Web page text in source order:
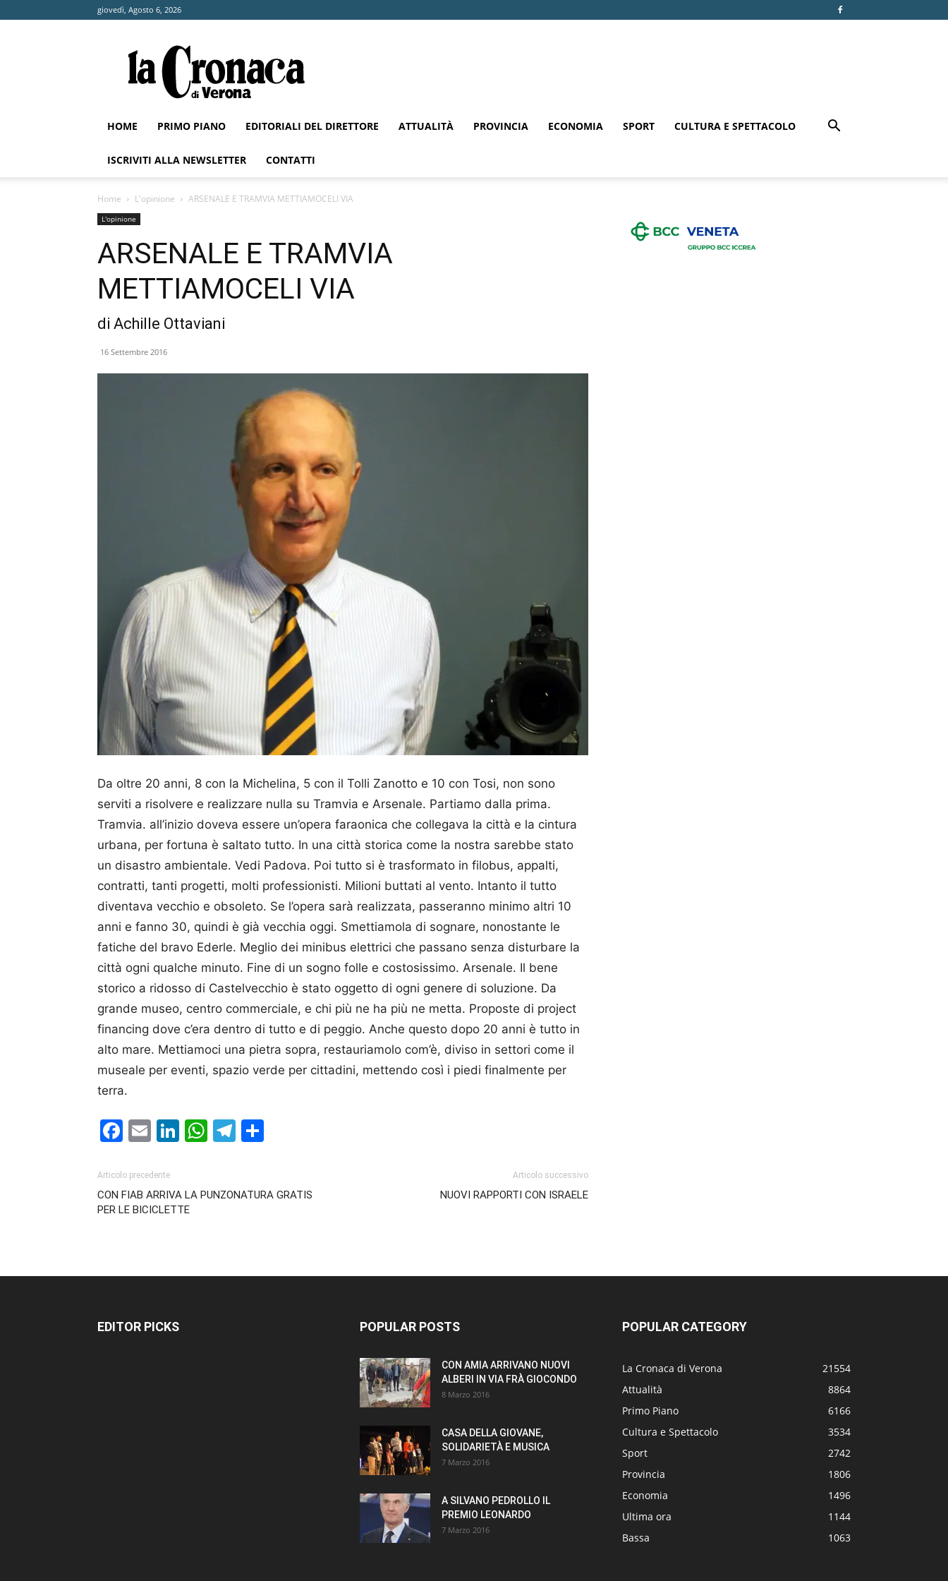
giovedì, Agosto 6, 2026
Cronaca
di
Verona
HOME PRIMO PIANO EDITORIALI DEL DIRETTORE ATTUALITÀ PROVINCIA ECONOMIA SPORT CULTURA E SPETTACOLO
ISCRIVITI ALLA NEWSLETTER CONTATTI
Home L'opinione ARSENALE E TRAMVIA METTIAMOCELI VIA
L'opinione
ARSENALE E TRAMVIA
METTIAMOCELI VIA
di Achille Ottaviani
16 Settembre 2016
Da oltre 20 anni, 8 con la Mi­chelina, 5 con il Tolli Zanotto e 10 con Tosi, non sono
serviti a risolvere e realizzare nulla su Tramvia e Arsenale. Partiamo dalla prima.
Tramvia. all’inizio doveva essere un’opera faraonica che collegava la città e la cintura
urbana, per fortuna è saltato tutto. In una città storica come la nostra sarebbe stato
un disastro ambientale. Vedi Padova. Poi tutto si è trasformato in filobus, appalti,
contratti, tanti progetti, molti professionisti. Milioni buttati al vento. Intanto il tutto
diventava vecchio e obsoleto. Se l’opera sarà realizzata, passeranno minimo altri 10
anni e fanno 30, quindi è già vecchia oggi. Smettia­mola di sognare, nonostante le
fatiche del bravo Ederle. Meglio dei minibus elettrici che passano senza disturbare la
città ogni qualche minuto. Fine di un sogno folle e costosissimo. Arsenale. Il bene
storico a ridosso di Castel­vec­chio è stato oggetto di ogni genere di soluzione. Da
grande museo, centro commerciale, e chi più ne ha più ne metta. Proposte di project
financing dove c’era dentro di tutto e di peggio. Anche questo dopo 20 anni è tutto in
alto mare. Mettiamoci una pietra sopra, restauriamolo com’è, diviso in settori come il
museale per eventi, spazio verde per cittadini, mettendo così i piedi finalmente per
terra.
Facebook
EmailLinkedIn
WhatsApp
Telegram
Articolo precedente
CON FIAB ARRIVA LA PUNZONATURA GRATIS
PER LE BICICLETTE
Articolo successivo
NUOVI RAPPORTI CON ISRAELE
EDITOR PICKS POPULAR POSTS
CON AMIA ARRIVANO NUOVI
ALBERI IN VIA FRÀ GIOCONDO
8 Marzo 2016
CASA DELLA GIOVANE,
SOLIDARIETÀ E MUSICA
7 Marzo 2016
A SILVANO PEDROLLO IL
PREMIO LEONARDO
7 Marzo 2016
POPULAR CATEGORY
La Cronaca di Verona
21554
Attualità
8864
Primo Piano
6166
Cultura e Spettacolo
3534
Sport
2742
Provincia
1806
Economia
1496
Ultima ora
1144
Bassa
1063